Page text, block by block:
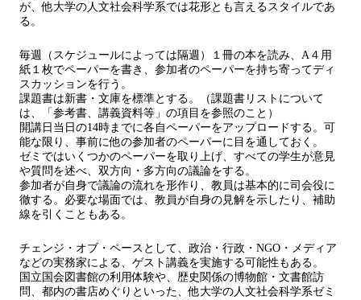
が、他大学の人文社会科学系では花形とも言えるスタイルであ
る。
毎週（スケジュールによっては隔週）１冊の本を読み、A４用
紙１枚でペーパーを書き、参加者のペーパーを持ち寄ってディ
スカッションを行う。
課題書は新書・文庫を標準とする。（課題書リストについて
は、「参考書、講義資料等」の項目を参照のこと）
開講日当日の14時までに各自ペーパーをアップロードする。可
能な限り、事前に他の参加者のペーパーに目を通しておく。
ゼミではいくつかのペーパーを取り上げ、すべての学生が意見
や質問を述べ、双方向・多方向の議論をする。
参加者が自身で議論の流れを形作り、教員は基本的に司会役に
徹する。必要な場面では、教員が自身の見解を示したり、補助
線を引くこともある。
チェンジ・オブ・ペースとして、政治・行政・NGO・メディア
などの実務家による、ゲスト講義を実施する可能性もある。
国立国会図書館の利用体験や、歴史関係の博物館・文書館訪
問、都内の書店めぐりといった、他大学の人文社会科学系ゼミ